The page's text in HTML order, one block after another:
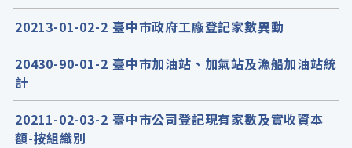
20213-01-02-2 臺中市政府工廠登記家數異動
20430-90-01-2 臺中市加油站、加氣站及漁船加油站統
計
20211-02-03-2 臺中市公司登記現有家數及實收資本
額-按組織別